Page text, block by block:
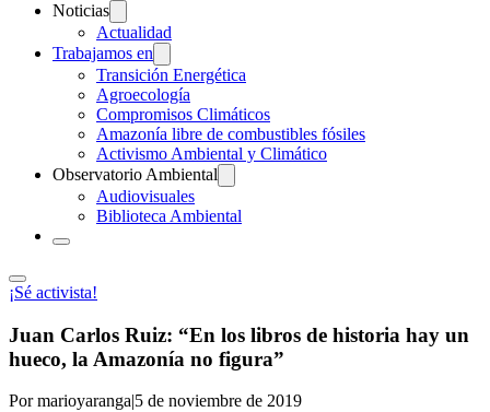
Noticias
Actualidad
Trabajamos en
Transición Energética
Agroecología
Compromisos Climáticos
Amazonía libre de combustibles fósiles
Activismo Ambiental y Climático
Observatorio Ambiental
Audiovisuales
Biblioteca Ambiental
¡Sé activista!
Juan Carlos Ruiz: “En los libros de historia hay un
hueco, la Amazonía no figura”
Por marioyaranga|5 de noviembre de 2019